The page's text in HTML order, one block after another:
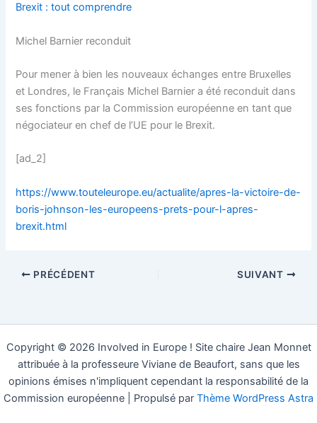
Brexit : tout comprendre
Michel Barnier reconduit
Pour mener à bien les nouveaux échanges entre Bruxelles
et Londres, le Français Michel Barnier a été reconduit dans
ses fonctions par la Commission européenne en tant que
négociateur en chef de l’UE pour le Brexit.
[ad_2]
https://www.touteleurope.eu/actualite/apres-la-victoire-de-
boris-johnson-les-europeens-prets-pour-l-apres-
brexit.html
PRÉCÉDENT SUIVANT
Copyright © 2026 Involved in Europe ! Site chaire Jean Monnet
attribuée à la professeure Viviane de Beaufort, sans que les
opinions émises n'impliquent cependant la responsabilité de la
Commission européenne | Propulsé par Thème WordPress Astra